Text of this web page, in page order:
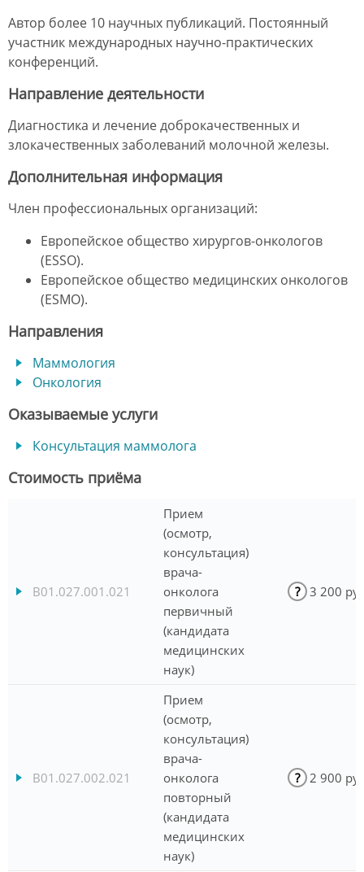
Автор более 10 научных публикаций. Постоянный
участник международных научно-практических
конференций.
Направление деятельности
Диагностика и лечение доброкачественных и
злокачественных заболеваний молочной железы.
Дополнительная информация
Член профессиональных организаций:
Европейское общество хирургов-онкологов
(ESSO).
Европейское общество медицинских онкологов
(ESMO).
Направления
Маммология
Онкология
Оказываемые услуги
Консультация маммолога
Стоимость приёма
B01.027.001.021
Прием
(осмотр,
консультация)
врача-
онколога
первичный
(кандидата
медицинских
наук)
? 3 200
B01.027.002.021
Прием
(осмотр,
консультация)
врача-
онколога
повторный
(кандидата
медицинских
наук)
? 2 900